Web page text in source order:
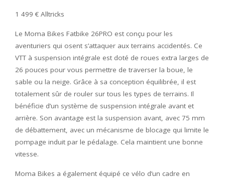
1 499 € Alltricks
Le Moma Bikes Fatbike 26PRO est conçu pour les
aventuriers qui osent s’attaquer aux terrains accidentés. Ce
VTT à suspension intégrale est doté de roues extra larges de
26 pouces pour vous permettre de traverser la boue, le
sable ou la neige. Grâce à sa conception équilibrée, il est
totalement sûr de rouler sur tous les types de terrains. Il
bénéficie d’un système de suspension intégrale avant et
arrière. Son avantage est la suspension avant, avec 75 mm
de débattement, avec un mécanisme de blocage qui limite le
pompage induit par le pédalage. Cela maintient une bonne
vitesse.
Moma Bikes a également équipé ce vélo d’un cadre en